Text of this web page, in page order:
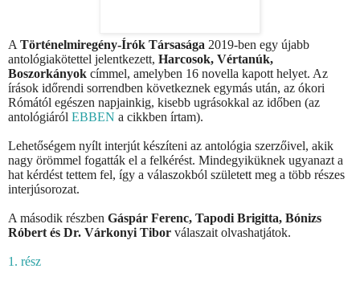
A Történelmiregény-Írók Társasága 2019-ben egy újabb
antológiakötettel jelentkezett, Harcosok, Vértanúk,
Boszorkányok címmel, amelyben 16 novella kapott helyet. Az
írások időrendi sorrendben következnek egymás után, az ókori
Rómától egészen napjainkig, kisebb ugrásokkal az időben (az
antológiáról EBBEN a cikkben írtam).
Lehetőségem nyílt interjút készíteni az antológia szerzőivel, akik
nagy örömmel fogatták el a felkérést. Mindegyiküknek ugyanazt a
hat kérdést tettem fel, így a válaszokból született meg a több részes
interjúsorozat.
A második részben Gáspár Ferenc, Tapodi Brigitta, Bónizs
Róbert és Dr. Várkonyi Tibor válaszait olvashatjátok.
1. rész